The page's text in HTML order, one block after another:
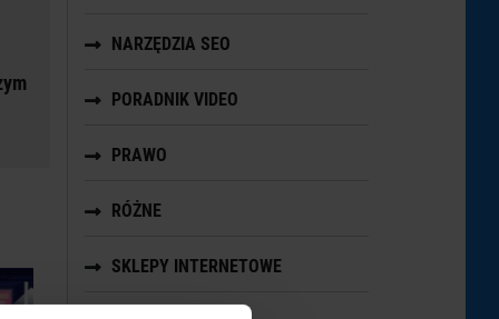
NARZĘDZIA SEO
PORADNIK VIDEO
PRAWO
RÓŻNE
SKLEPY INTERNETOWE